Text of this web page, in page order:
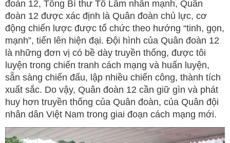
đoàn 12, Tổng Bí thư Tô Lâm nhấn mạnh, Quân
đoàn 12 được xác định là Quân đoàn chủ lực, cơ
động chiến lược được tổ chức theo hướng “tinh, gọn,
mạnh”, tiến lên hiện đại. Đội hình của Quân đoàn 12
là những đơn vị có bề dày truyền thống, được tôi
luyện trong chiến tranh cách mạng và huấn luyện,
sẵn sàng chiến đấu, lập nhiều chiến công, thành tích
xuất sắc. Do vậy, Quân đoàn 12 cần giữ gìn và phát
huy hơn truyền thống của Quân đoàn, của Quân đội
nhân dân Việt Nam trong giai đoạn cách mạng mới.